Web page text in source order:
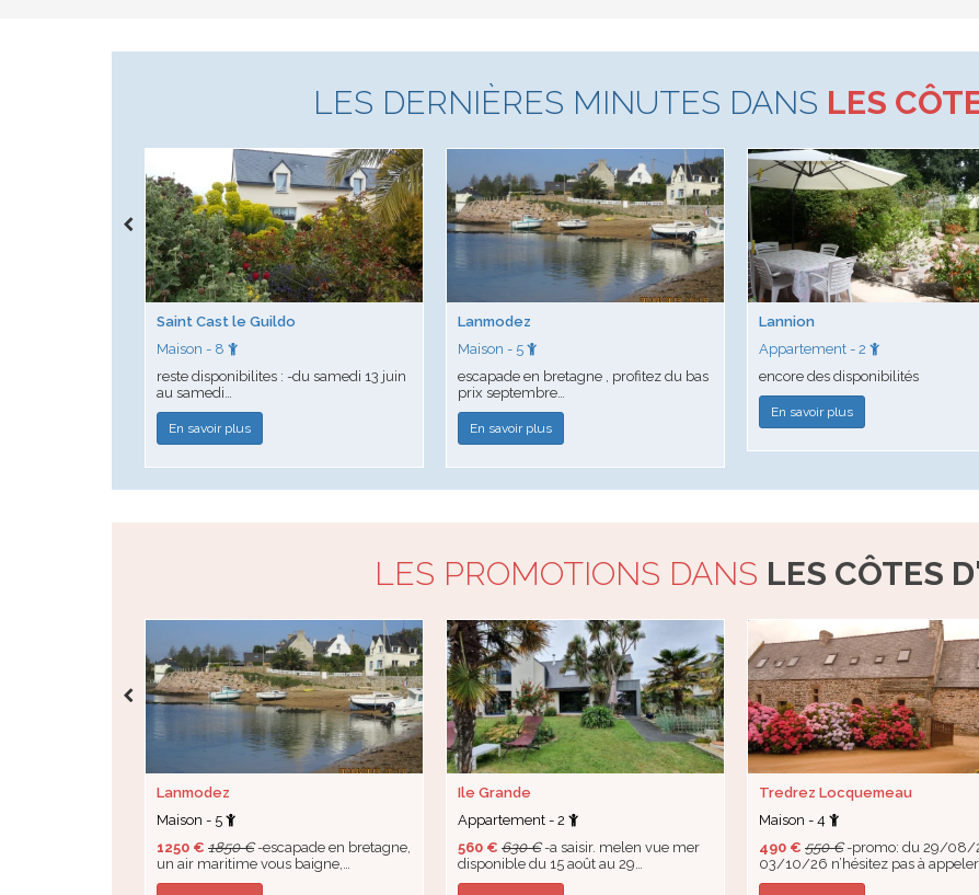
LES DERNIÈRES MINUTES DANS LES
Saint Cast le Guildo
Maison - 8
reste disponibilites : -du samedi 13 juin
au samedi…
En savoir plus
Lanmodez
Maison - 5
escapade en bretagne , profitez du bas
prix septembre…
En savoir plus
Lannion
Appartement - 2
encore des disponibilités
En savoir plus
LES PROMOTIONS DANS LES CÔTES
Lanmodez
Maison - 5
1250 € 1850 €-escapade en bretagne,
un air maritime vous baigne,…
Ile Grande
Appartement - 2
560 € 630 €-a saisir. melen vue mer
disponible du 15 août au 29…
Tredrez Locquemeau
Maison - 4
490 € 550 €-promo: du 29/08/
03/10/26 n’hésitez pas à appeler…